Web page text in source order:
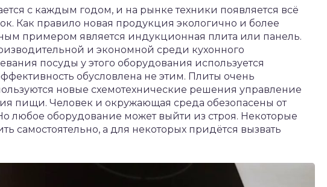
с каждым годом, и на рынке техники появляется всё
Как правило новая продукция экологично и более
примером является индукционная плита или панель.
и экономной среди кухонного
посуды у этого оборудования используется
обусловлена не этим. Плиты очень
новые схемотехнические решения управление
пищи. Человек и окружающая среда обезопасены от
любое оборудование может выйти из строя. Некоторые
самостоятельно, а для некоторых придётся вызвать